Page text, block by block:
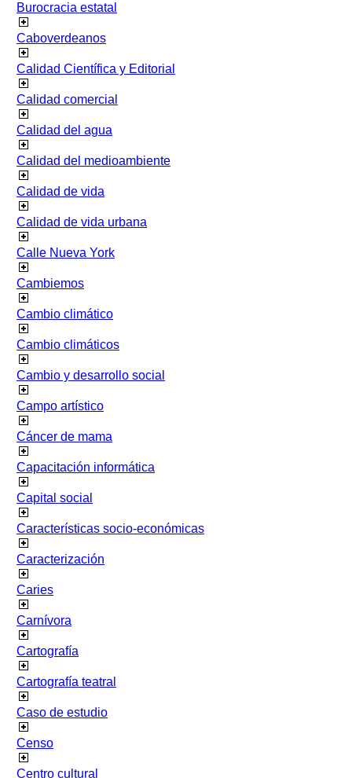
Burocracia estatal
Caboverdeanos
Calidad Científica y Editorial
Calidad comercial
Calidad del agua
Calidad del medioambiente
Calidad de vida
Calidad de vida urbana
Calle Nueva York
Cambiemos
Cambio climático
Cambio climáticos
Cambio y desarrollo social
Campo artístico
Cáncer de mama
Capacitación informática
Capital social
Características socio-económicas
Caracterización
Caries
Carnívora
Cartografía
Cartografía teatral
Caso de estudio
Censo
Centro cultural